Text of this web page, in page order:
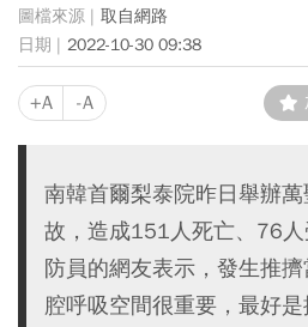
取自網路
2022-10-30 09:38
+A -A
南韓首爾梨泰院昨日舉辦
故，造成151人死亡、76
防員的網友表示，發生推
腔呼吸空間很重要，最好